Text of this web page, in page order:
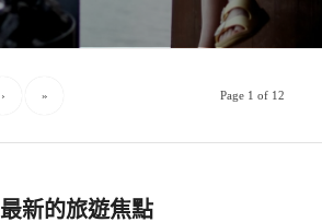
Page 1 of 12
› »
最新的旅遊焦點